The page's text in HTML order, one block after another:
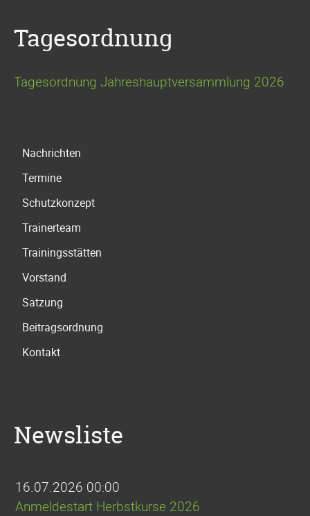
Tagesordnung
Tagesordnung Jahreshauptversammlung 2026
überspringen
Nachrichten
Termine
Schutzkonzept
Trainerteam
Trainingsstätten
Vorstand
Satzung
Beitragsordnung
Kontakt
Newsliste
16.07.2026 00:00
Anmeldestart Herbstkurse 2026